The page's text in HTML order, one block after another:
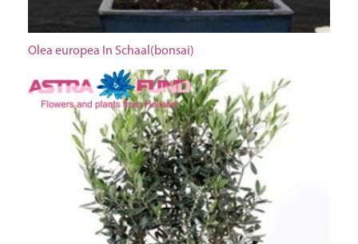
Olea europea In Schaal(bonsai)